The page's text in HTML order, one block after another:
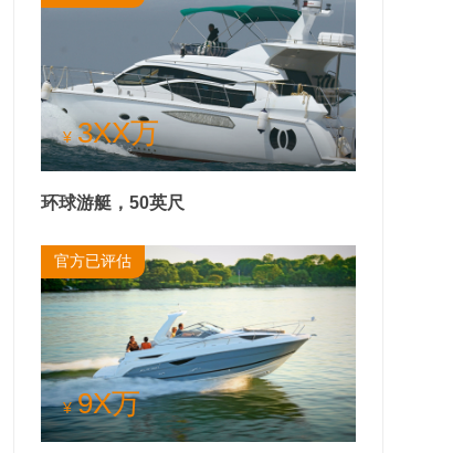
¥ 3XX万
环球游艇，50英尺
官方已评估
¥ 9X万